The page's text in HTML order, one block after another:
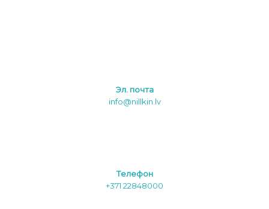
Эл. почта
info@nillkin.lv
Tелефон
+371 22848000